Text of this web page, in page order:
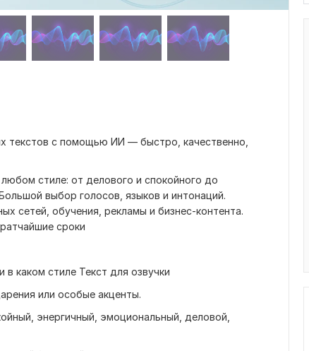
текстов с помощью ИИ — быстро, качественно,
стиле: от делового и спокойного до
выбор голосов, языков и интонаций.
сетей, обучения, рекламы и бизнес-контента.
сроки
в каком стиле Текст для озвучки
или особые акценты.
энергичный, эмоциональный, деловой,